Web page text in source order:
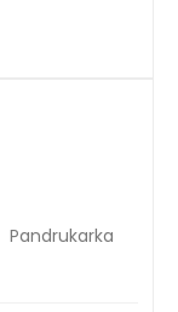
Pandrukarka